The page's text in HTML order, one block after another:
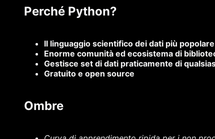
Perché Python?
Il linguaggio scientifico dei dati più popolare
Enorme comunità ed ecosistema di
Gestisce set di dati praticamente di
Gratuito e open source
Ombre